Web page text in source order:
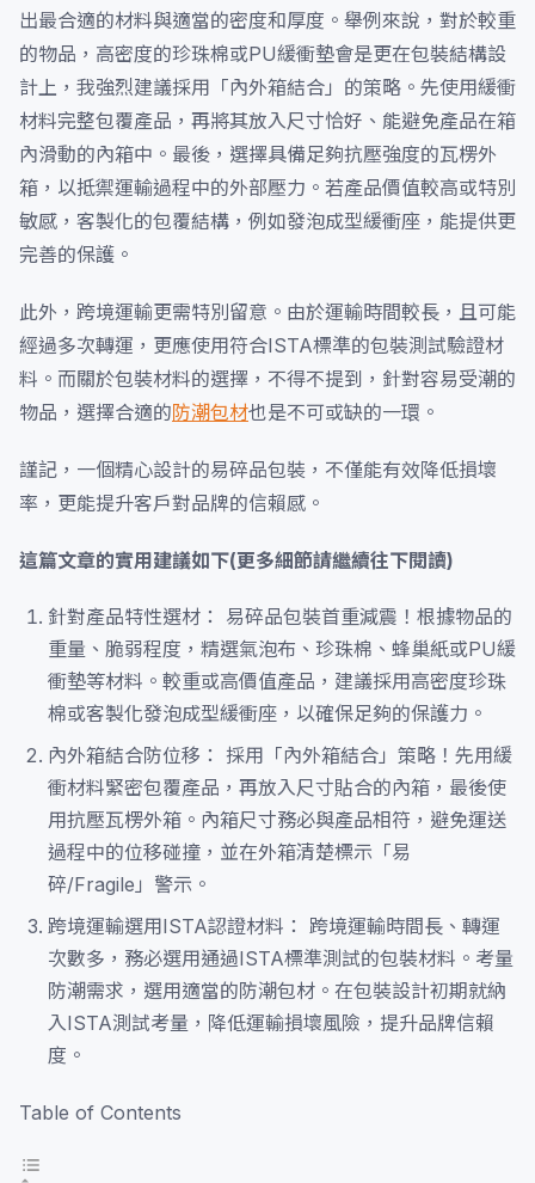
出最合適的材料與適當的密度和厚度。舉例來說，對於較重
的物品，高密度的珍珠棉或PU緩衝墊會是更在包裝結構設
計上，我強烈建議採用「內外箱結合」的策略。先使用緩衝
材料完整包覆產品，再將其放入尺寸恰好、能避免產品在箱
內滑動的內箱中。最後，選擇具備足夠抗壓強度的瓦楞外
箱，以抵禦運輸過程中的外部壓力。若產品價值較高或特別
敏感，客製化的包覆結構，例如發泡成型緩衝座，能提供更
完善的保護。
此外，跨境運輸更需特別留意。由於運輸時間較長，且可能
經過多次轉運，更應使用符合ISTA標準的包裝測試驗證材
料。而關於包裝材料的選擇，不得不提到，針對容易受潮的
物品，選擇合適的防潮包材也是不可或缺的一環。
謹記，一個精心設計的易碎品包裝，不僅能有效降低損壞
率，更能提升客戶對品牌的信賴感。
這篇文章的實用建議如下(更多細節請繼續往下閱讀)
針對產品特性選材： 易碎品包裝首重減震！根據物品的
重量、脆弱程度，精選氣泡布、珍珠棉、蜂巢紙或PU緩
衝墊等材料。較重或高價值產品，建議採用高密度珍珠
棉或客製化發泡成型緩衝座，以確保足夠的保護力。
內外箱結合防位移： 採用「內外箱結合」策略！先用緩
衝材料緊密包覆產品，再放入尺寸貼合的內箱，最後使
用抗壓瓦楞外箱。內箱尺寸務必與產品相符，避免運送
過程中的位移碰撞，並在外箱清楚標示「易
碎/Fragile」警示。
跨境運輸選用ISTA認證材料： 跨境運輸時間長、轉運
次數多，務必選用通過ISTA標準測試的包裝材料。考量
防潮需求，選用適當的防潮包材。在包裝設計初期就納
入ISTA測試考量，降低運輸損壞風險，提升品牌信賴
度。
Table of Contents